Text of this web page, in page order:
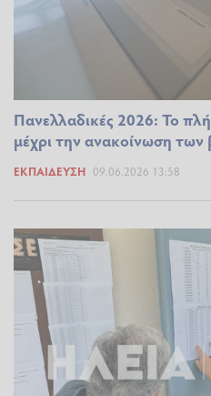
Πανελλαδικές 2026: Το
μέχρι την ανακοίνωση
ΕΚΠΑΊΔΕΥΣΗ 09.06.2026 13:58